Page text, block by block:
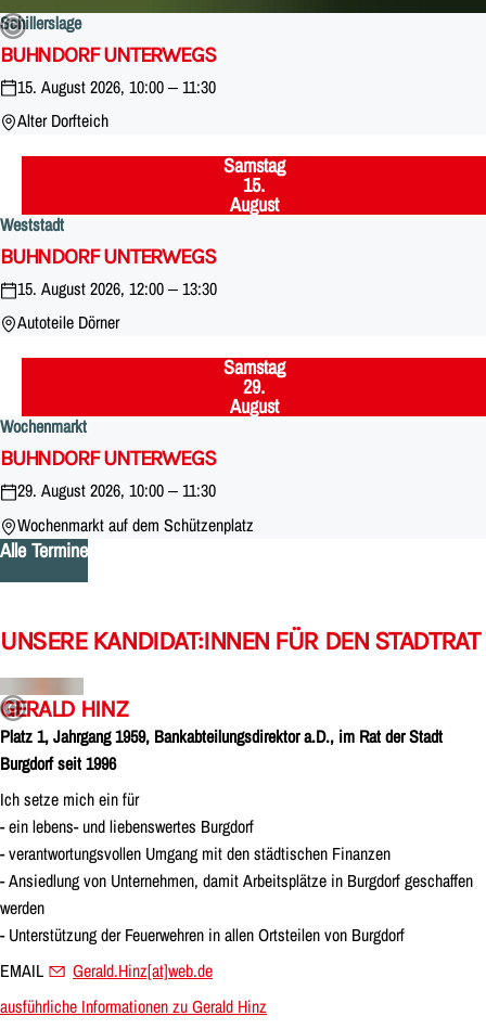
Schillerslage:
BUHNDORF UNTERWEGS
15. August 2026, 10:00 – 11:30
Alter Dorfteich
Samstag,
15.
August
Weststadt
BUHNDORF UNTERWEGS
15. August 2026, 12:00 – 13:30
Autoteile Dörner
Samstag,
29.
August
Wochenmarkt
BUHNDORF UNTERWEGS
29. August 2026, 10:00 – 11:30
Wochenmarkt auf dem Schützenplatz
Alle Termine
UNSERE KANDIDAT:INNEN FÜR DEN STADTRAT
GERALD HINZ
Platz 1, Jahrgang 1959, Bankabteilungsdirektor a.D., im Rat der Stadt
Burgdorf seit 1996
Ich setze mich ein für
- ein lebens- und liebenswertes Burgdorf
- verantwortungsvollen Umgang mit den städtischen Finanzen
- Ansiedlung von Unternehmen, damit Arbeitsplätze in Burgdorf geschaffen
werden
- Unterstützung der Feuerwehren in allen Ortsteilen von Burgdorf
EMAIL
Gerald.Hinz[at]web.de
ausführliche Informationen zu Gerald Hinz